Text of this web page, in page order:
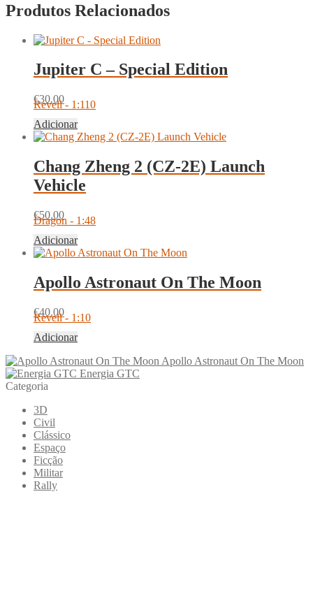
Produtos Relacionados
Jupiter C – Special Edition
€30.00
Revell - 1:110
Adicionar
Chang Zheng 2 (CZ-2E) Launch
Vehicle
€50.00
Dragon - 1:48
Adicionar
Apollo Astronaut On The Moon
€40.00
Revell - 1:10
Adicionar
Apollo Astronaut On The Moon
Energia GTC
Categoria
3D
Civil
Clássico
Espaço
Ficção
Militar
Rally